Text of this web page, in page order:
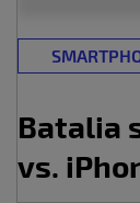
Batalia
vs.